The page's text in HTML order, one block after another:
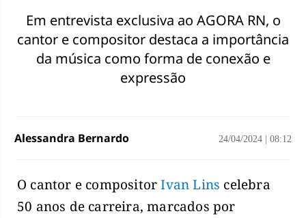
Em entrevista exclusiva ao AGORA RN, o
cantor e compositor destaca a importância
da música como forma de conexão e
expressão
Alessandra Bernardo 24/04/2024 08:12
O cantor e compositorIvan Lins celebra
50 anos de carreira, marcados por